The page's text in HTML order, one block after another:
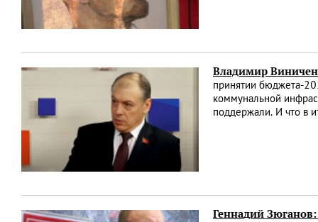
Владимир
принятии бюджета-
коммунальной
поддержали. И что в
Геннадий